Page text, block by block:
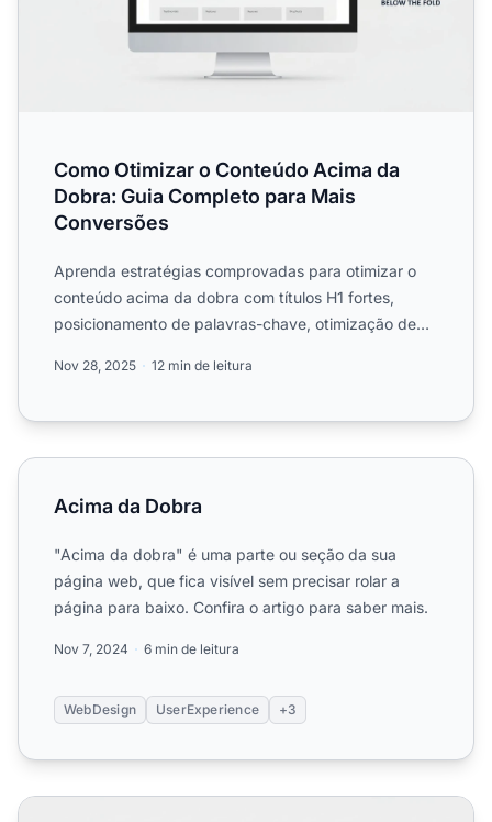
Como Otimizar o Conteúdo Acima da
Dobra: Guia Completo para Mais
Conversões
Aprenda estratégias comprovadas para otimizar o
conteúdo acima da dobra com títulos H1 fortes,
posicionamento de palavras-chave, otimização de
Nov 28, 2025 12 min de leitura
Acima da Dobra
Acima da Dobra
"Acima da dobra" é uma parte ou seção da sua
página web, que fica visível sem precisar rolar a
página para baixo. Confira o artigo para saber mais.
Nov 7, 2024 6 min de leitura
WebDesign UserExperience +3
De Onde Veio o Acima da Dobra? Origens & Impacto no